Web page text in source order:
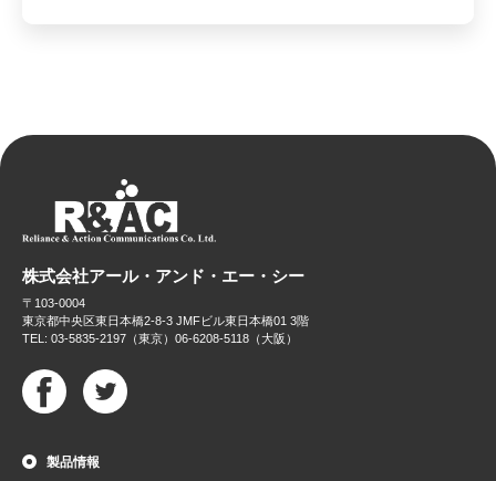
株式会社アール・アンド・エー・シー
〒103-0004
東京都中央区東日本橋2-8-3 JMFビル東日本橋01 3階
TEL: 03-5835-2197（東京）06-6208-5118（大阪）
製品情報